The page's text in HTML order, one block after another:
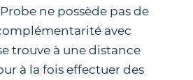
ne possède pas de
avec
trouve à une distance
à la fois effectuer des